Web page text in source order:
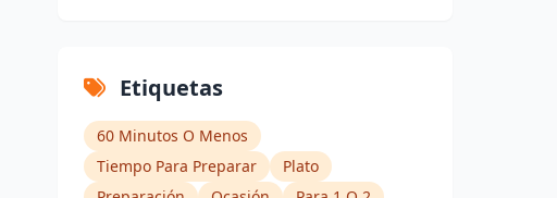
Etiquetas
60 Minutos O Menos
Tiempo Para Preparar
Plato